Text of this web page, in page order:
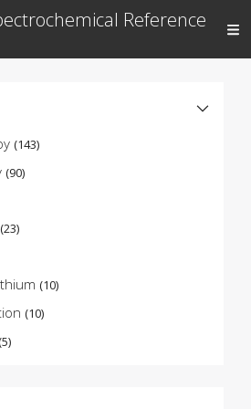
Reference
(143)
(90)
(23)
(10)
(10)
(5)